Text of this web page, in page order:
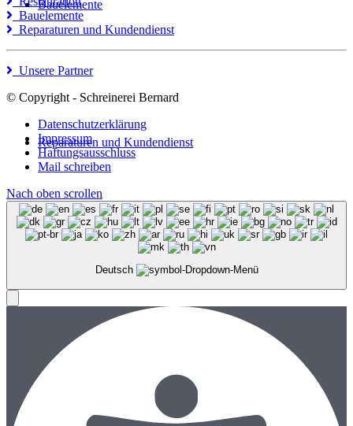
Bauelemente
Reparaturen und Kundendienst
Bauelemente
Reparaturen und Kundendienst
Unsere Partner
© Copyright - Schreinerei Bernard
Datenschutzerklärung
Impressum
Haftungsausschluss
Mail schreiben
Nach oben scrollen
Deutsch